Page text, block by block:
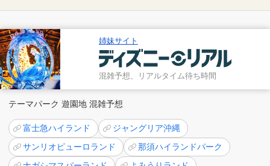
姉妹サイト
混雑予想、リアルタイム待ち時間
テーマパーク 遊園地 混雑予想
富士急ハイランド
ジャングリア沖縄
サンリオピューロランド
那須ハイランドパーク